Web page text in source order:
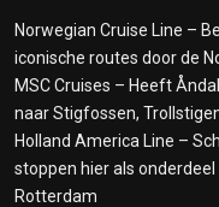
Norwegian Cruise Line –
iconische routes door de
MSC Cruises – Heeft
naar Stigfossen,
Holland America Line –
stoppen hier als
Rotterdam